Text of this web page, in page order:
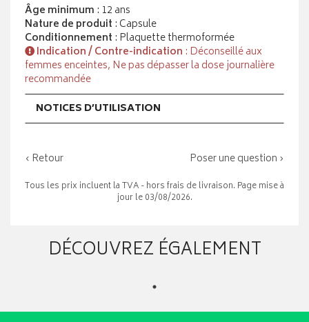
Âge minimum : 12 ans
Nature de produit : Capsule
Conditionnement : Plaquette thermoformée
Indication / Contre-indication : Déconseillé aux
femmes enceintes, Ne pas dépasser la dose journalière
recommandée
NOTICES D’UTILISATION
‹ Retour Poser une question ›
Tous les prix incluent la TVA - hors frais de livraison. Page mise à
jour le 03/08/2026.
DÉCOUVREZ ÉGALEMENT